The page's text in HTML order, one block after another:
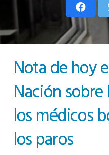
Nota de hoy
Nación
los médicos
los paros